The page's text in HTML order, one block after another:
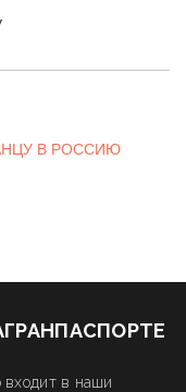
В РОССИЮ
входит в наши